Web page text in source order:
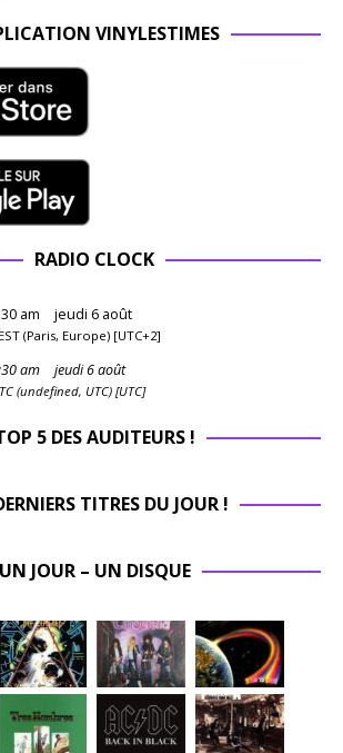
VINYLESTIMES
RADIO CLOCK
30 am jeudi 6 août
(Paris, Europe) [UTC+2]
30am jeudi 6 août
(undefined, UTC) [UTC]
5 DES AUDITEURS !
TITRES DU JOUR !
UN JOUR – UN DISQUE